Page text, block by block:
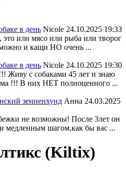
в день Nicole 24.10.2025 19:33
это или мясо или рыба или творог
и кащи НО очень ...
в день Nicole 24.10.2025 19:30
Живу с собаками 45 лет и знаю
!!! В них НЕТ полноценного ...
зенненхунд Анна 24.03.2025
не возможны! После 3лет он
медленным шагом,как бы вас ...
(Kiltix)